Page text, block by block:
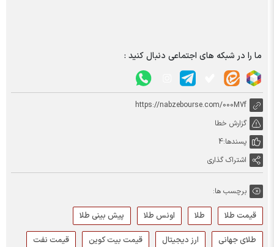
ما را در شبکه های اجتماعی دنبال کنید :
https://nabzebourse.com/000M7f
گزارش خطا
پسندها:4
اشتراک گذاری
برچسب ها:
قیمت طلا طلا اونس طلا
پیش بینی طلا
طلای جهانی
ارز دیجیتال قیمت بیت کوین
قیمت نفت